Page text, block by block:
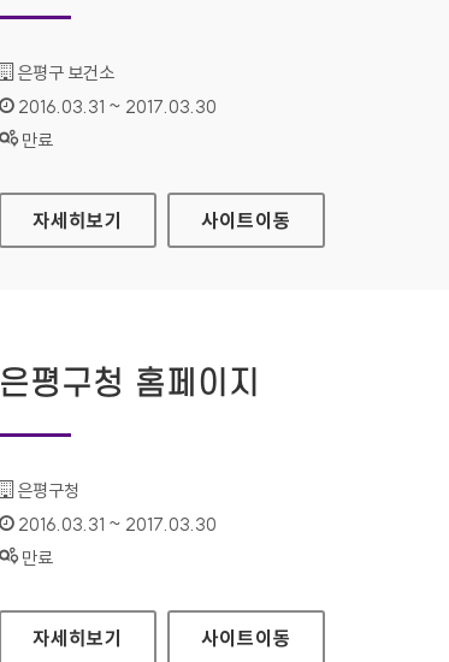
기관명 :
은평구 보건소
인증기간 :
2016.03.31 ~ 2017.03.30
상태 :
만료
은평구 보건소 홈페이지
자세히보기 사이트이동
은평구청 홈페이지
기관명 :
은평구청
인증기간 :
2016.03.31 ~ 2017.03.30
상태 :
만료
은평구청 홈페이지
자세히보기 사이트이동